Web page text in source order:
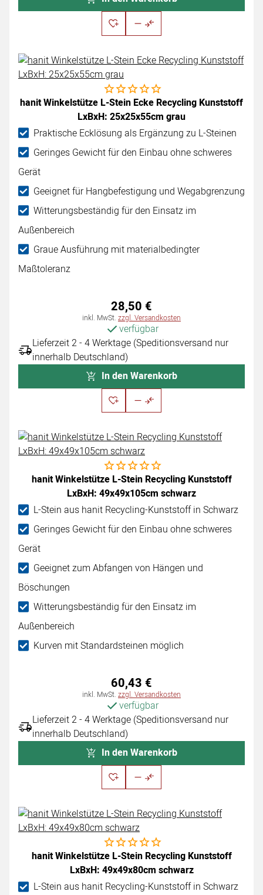
Noch keine Bewertungen abgegeben
hanit Winkelstütze L-Stein Ecke Recycling Kunststoff
LxBxH: 25x25x55cm grau
Praktische Ecklösung als Ergänzung zu L-Steinen
Geringes Gewicht für den Einbau ohne schweres
Gerät
Geeignet für Hangbefestigung und Wegabgrenzung
Witterungsbeständig für den Einsatz im
Außenbereich
Graue Ausführung mit materialbedingter
Maßtoleranz
28,50 €
Steuerhinweis:
inkl. MwSt. zzgl. Versandkosten
verfügbar
Lieferzeit 2 - 4 Werktage (Speditionsversand nur
innerhalb Deutschland)
In den Warenkorb
Noch keine Bewertungen abgegeben
hanit Winkelstütze L-Stein Recycling Kunststoff
LxBxH: 49x49x105cm schwarz
L-Stein aus hanit Recycling-Kunststoff in Schwarz
Geringes Gewicht für den Einbau ohne schweres
Gerät
Geeignet zum Abfangen von Hängen und
Böschungen
Witterungsbeständig für den Einsatz im
Außenbereich
Kurven mit Standardsteinen möglich
60,43 €
Steuerhinweis:
inkl. MwSt. zzgl. Versandkosten
verfügbar
Lieferzeit 2 - 4 Werktage (Speditionsversand nur
innerhalb Deutschland)
In den Warenkorb
Noch keine Bewertungen abgegeben
hanit Winkelstütze L-Stein Recycling Kunststoff
LxBxH: 49x49x80cm schwarz
L-Stein aus hanit Recycling-Kunststoff in Schwarz